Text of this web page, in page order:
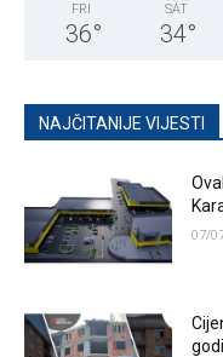
FRI
36°
SAT
34°
NAJČITANIJE VIJESTI
07/